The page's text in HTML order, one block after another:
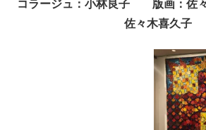
コラージュ：小林良子 版画：佐
佐々木喜久子